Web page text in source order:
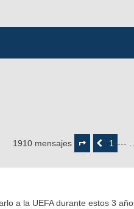
1910 mensajes
deAnterior1 --- …
a la UEFA durante estos 3